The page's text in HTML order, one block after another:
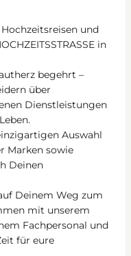
und
in
begehrt –
über
Dienstleistungen
Auswahl
Marken sowie
Deinen
Deinem Weg zum
mit unserem
Fachpersonal und
für eure